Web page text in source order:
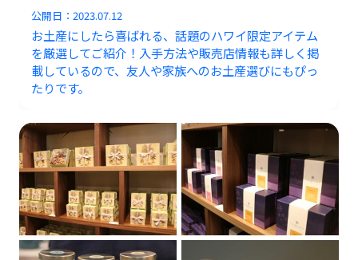
公開日：2023.07.12
お土産にしたら喜ばれる、話題のハワイ限定アイテム
を厳選してご紹介！入手方法や販売店情報も詳しく掲
載しているので、友人や家族へのお土産選びにもぴっ
たりです。